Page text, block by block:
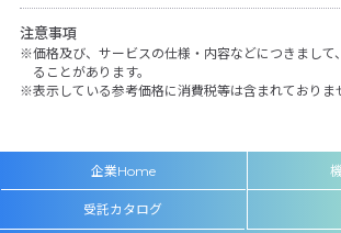
注意事項
価格及び、サービスの仕様・内容などにつきまして
ることがあります。
表示している参考価格に消費税等は含まれておりま
企業Home
受託カタログ